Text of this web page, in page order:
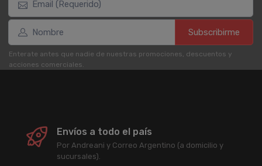
Subscribirme
Enterate antes que nadie de nuestras promociones, descuentos y
acciones comerciales.
Envíos a todo el país
Por Andreani y Correo Argentino (a domicilio y
sucursales).